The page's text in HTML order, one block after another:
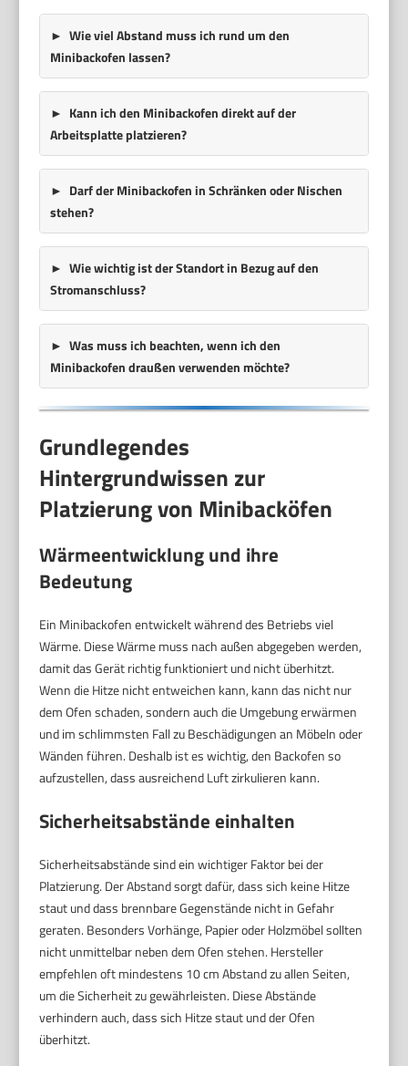
Wie viel Abstand muss ich rund um den
Minibackofen lassen?
Kann ich den Minibackofen direkt auf der
Arbeitsplatte platzieren?
Darf der Minibackofen in Schränken oder Nischen
stehen?
Wie wichtig ist der Standort in Bezug auf den
Stromanschluss?
Was muss ich beachten, wenn ich den
Minibackofen draußen verwenden möchte?
Grundlegendes
Hintergrundwissen zur
Platzierung von Minibacköfen
Wärmeentwicklung und ihre
Bedeutung
Ein Minibackofen entwickelt während des Betriebs viel
Wärme. Diese Wärme muss nach außen abgegeben werden,
damit das Gerät richtig funktioniert und nicht überhitzt.
Wenn die Hitze nicht entweichen kann, kann das nicht nur
dem Ofen schaden, sondern auch die Umgebung erwärmen
und im schlimmsten Fall zu Beschädigungen an Möbeln oder
Wänden führen. Deshalb ist es wichtig, den Backofen so
aufzustellen, dass ausreichend Luft zirkulieren kann.
Sicherheitsabstände einhalten
Sicherheitsabstände sind ein wichtiger Faktor bei der
Platzierung. Der Abstand sorgt dafür, dass sich keine Hitze
staut und dass brennbare Gegenstände nicht in Gefahr
geraten. Besonders Vorhänge, Papier oder Holzmöbel sollten
nicht unmittelbar neben dem Ofen stehen. Hersteller
empfehlen oft mindestens 10 cm Abstand zu allen Seiten,
um die Sicherheit zu gewährleisten. Diese Abstände
verhindern auch, dass sich Hitze staut und der Ofen
überhitzt.